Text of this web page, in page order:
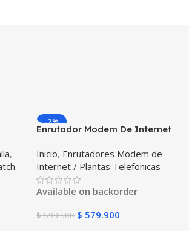
,
-2%
Enrutador Modem De Internet
Libre Todo Operador
Inicio, Enrutadores Modem de
Internet / Plantas Telefonicas
Available on backorder
$593.500 $ 579.900